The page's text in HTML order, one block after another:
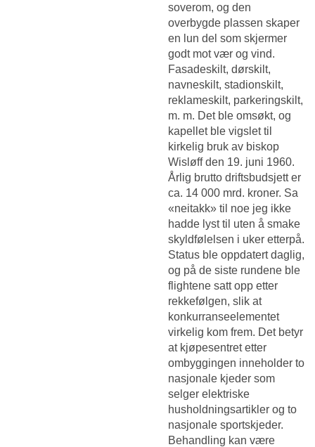
soverom, og den
overbygde plassen skaper
en lun del som skjermer
godt mot vær og vind.
Fasadeskilt, dørskilt,
navneskilt, stadionskilt,
reklameskilt, parkeringskilt,
m. m. Det ble omsøkt, og
kapellet ble vigslet til
kirkelig bruk av biskop
Wisløff den 19. juni 1960.
Årlig brutto driftsbudsjett er
ca. 14 000 mrd. kroner. Sa
«neitakk» til noe jeg ikke
hadde lyst til uten å smake
skyldfølelsen i uker etterpå.
Status ble oppdatert daglig,
og på de siste rundene ble
flightene satt opp etter
rekkefølgen, slik at
konkurranseelementet
virkelig kom frem. Det betyr
at kjøpesentret etter
ombyggingen inneholder to
nasjonale kjeder som
selger elektriske
husholdningsartikler og to
nasjonale sportskjeder.
Behandling kan være